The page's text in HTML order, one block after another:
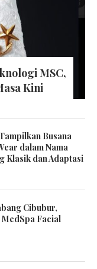
MSC,
Kini
Busana
dalam Nama
Klasik dan Adaptasi
Cibubur,
Facial